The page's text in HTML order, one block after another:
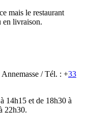
mais le restaurant
en livraison.
/ Tél. : +33
14h15 et de 18h30 à
22h30.